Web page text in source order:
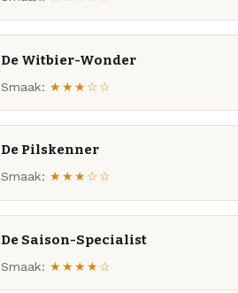
De Witbier-Wonder
Smaak: ★★★☆☆
De Pilskenner
Smaak: ★★★☆☆
De Saison-Specialist
Smaak: ★★★★☆